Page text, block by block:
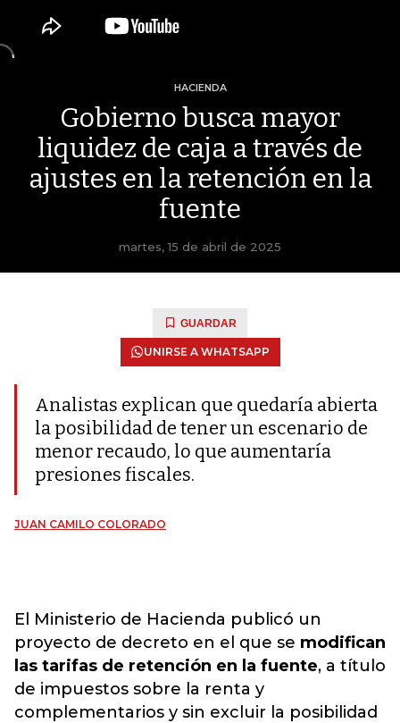
HACIENDA
Gobierno busca mayor
liquidez de caja a través de
ajustes en la retención en la
fuente
martes, 15 de abril de 2025
GUARDAR
UNIRSE A WHATSAPP
Analistas explican que quedaría abierta
la posibilidad de tener un escenario de
menor recaudo, lo que aumentaría
presiones fiscales.
JUAN CAMILO COLORADO
El Ministerio de Hacienda publicó un
proyecto de decreto en el que se modifican
las tarifas de retención en la fuente, a título
de impuestos sobre la renta y
complementarios y sin excluir la posibilidad